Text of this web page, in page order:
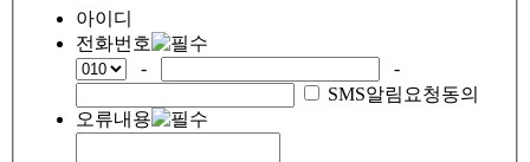
아이디
전화번호
-
-
SMS알림요청동의
오류내용